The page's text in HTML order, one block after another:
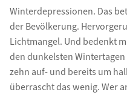
Winterdepressionen. Das
der Bevölkerung.
Lichtmangel. Und bedenkt
den dunkelsten
zehn auf- und bereits um
überrascht das wenig. Wer